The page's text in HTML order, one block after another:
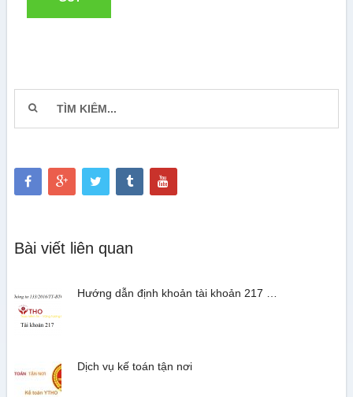
Bài viết liên quan
Hướng dẫn định khoản tài khoản 217 …
Dịch vụ kế toán tận nơi